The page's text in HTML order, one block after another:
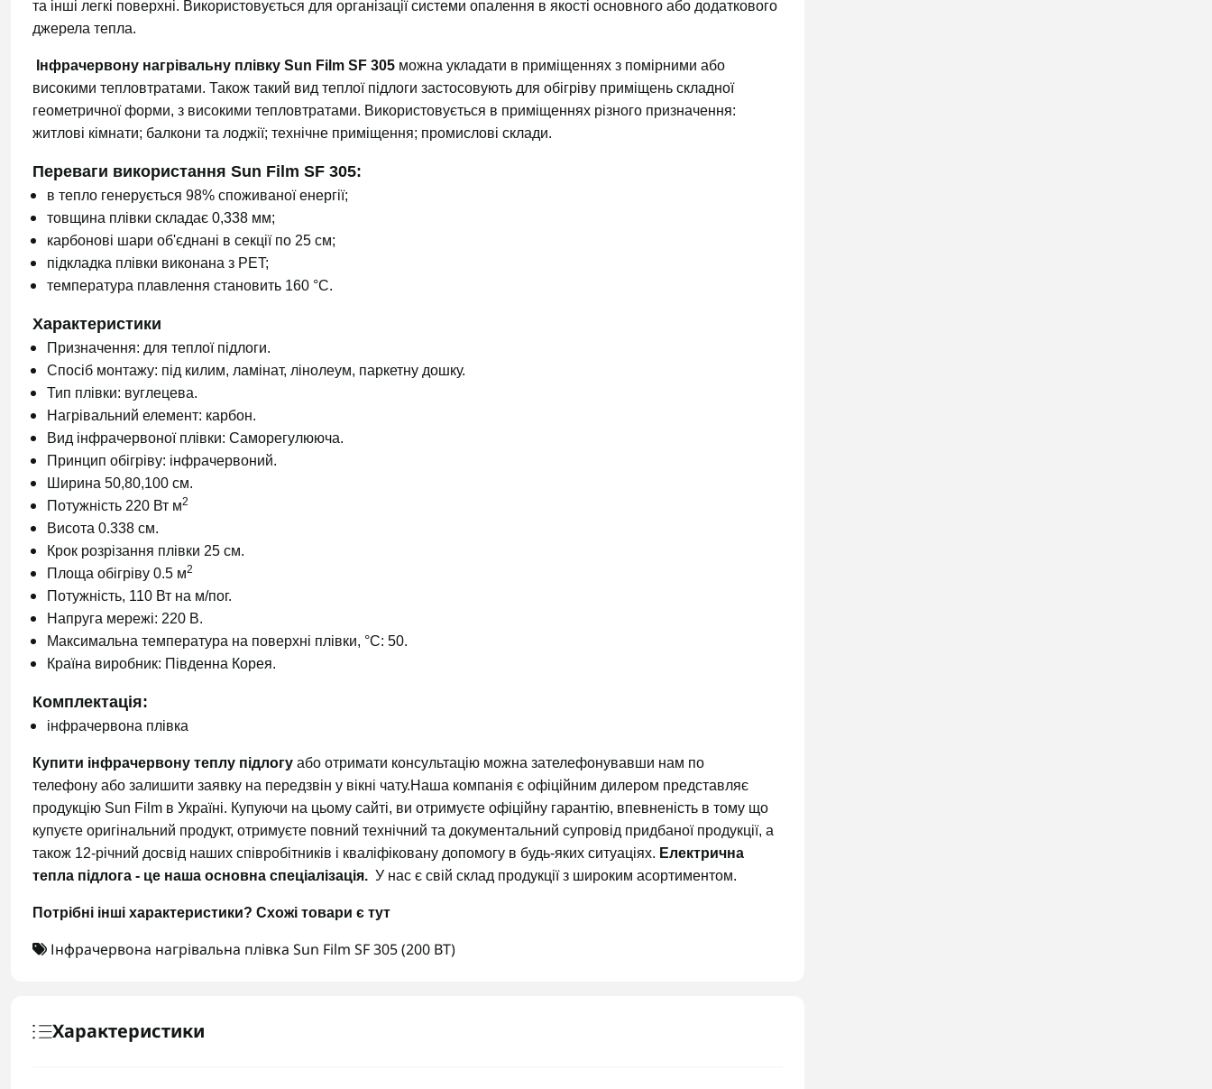
та інші легкі поверхні. Використовується для організації системи опалення в якості основного або додаткового
джерела тепла.
Інфрачервону нагрівальну плівку Sun Film SF 305 можна укладати в приміщеннях з помірними або
високими тепловтратами. Також такий вид теплої підлоги застосовують для обігріву приміщень складної
геометричної форми, з високими тепловтратами. Використовується в приміщеннях різного призначення:
житлові кімнати; балкони та лоджії; технічне приміщення; промислові склади.
Переваги використання Sun Film SF 305:
в тепло генерується 98% споживаної енергії;
товщина плівки складає 0,338 мм;
карбонові шари об'єднані в секції по 25 см;
підкладка плівки виконана з PET;
температура плавлення становить 160 °С.
Характеристики
Призначення: для теплої підлоги.
Спосіб монтажу: під килим, ламінат, лінолеум, паркетну дошку.
Тип плівки: вуглецева.
Нагрівальний елемент: карбон.
Вид інфрачервоної плівки: Саморегулююча.
Принцип обігріву: інфрачервоний.
Ширина 50,80,100 см.
Потужність 220 Вт м2
Висота 0.338 см.
Крок розрізання плівки 25 см.
Площа обігріву 0.5 м2
Потужність, 110 Вт на м/пог.
Напруга мережі: 220 В.
Максимальна температура на поверхні плівки, °C: 50.
Країна виробник: Південна Корея.
Комплектація:
інфрачервона плівка
Купити інфрачервону теплу підлогу або отримати консультацію можна зателефонувавши нам по
телефону або залишити заявку на передзвін у вікні чату.Наша компанія є офіційним дилером представляє
продукцію Sun Film в Україні. Купуючи на цьому сайті, ви отримуєте офіційну гарантію, впевненість в тому що
купуєте оригінальний продукт, отримуєте повний технічний та документальний супровід придбаної продукції, а
також 12-річний досвід наших співробітників і кваліфіковану допомогу в будь-яких ситуаціях. Електрична
тепла підлога - це наша основна спеціалізація. У нас є свій склад продукції з широким асортиментом.
Потрібні інші характеристики? Схожі товари є тут
Інфрачервона нагрівальна плівка Sun Film SF 305 (200 ВТ)
Характеристики